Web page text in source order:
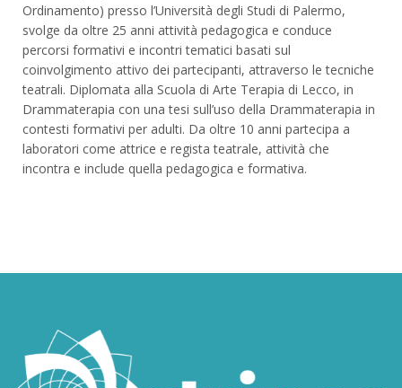
Ordinamento) presso l’Università degli Studi di Palermo,
svolge da oltre 25 anni attività pedagogica e conduce
percorsi formativi e incontri tematici basati sul
coinvolgimento attivo dei partecipanti, attraverso le tecniche
teatrali. Diplomata alla Scuola di Arte Terapia di Lecco, in
Drammaterapia con una tesi sull’uso della Drammaterapia in
contesti formativi per adulti. Da oltre 10 anni partecipa a
laboratori come attrice e regista teatrale, attività che
incontra e include quella pedagogica e formativa.